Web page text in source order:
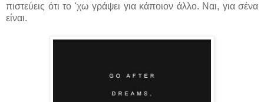
πιστεύεις ότι το 'χω γράψει για κάποιον άλλο. Ναι, για σένα
είναι.